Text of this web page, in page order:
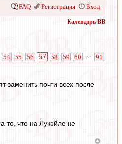
FAQ Регистрация Вход
Календарь ВВ
54 55 56 57 58 59 60 91
заменить почти всех после
то, что на Лукойле не